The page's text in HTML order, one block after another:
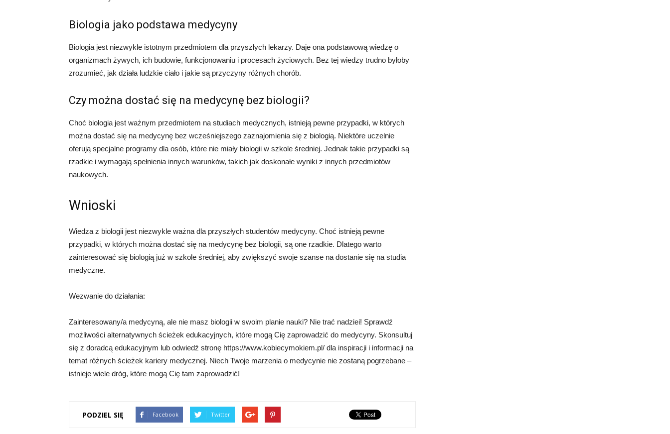
Biologia jako podstawa medycyny
Biologia jest niezwykle istotnym przedmiotem dla przyszłych lekarzy. Daje ona podstawową wiedzę o
organizmach żywych, ich budowie, funkcjonowaniu i procesach życiowych. Bez tej wiedzy trudno byłoby
zrozumieć, jak działa ludzkie ciało i jakie są przyczyny różnych chorób.
Czy można dostać się na medycynę bez biologii?
Choć biologia jest ważnym przedmiotem na studiach medycznych, istnieją pewne przypadki, w których
można dostać się na medycynę bez wcześniejszego zaznajomienia się z biologią. Niektóre uczelnie
oferują specjalne programy dla osób, które nie miały biologii w szkole średniej. Jednak takie przypadki są
rzadkie i wymagają spełnienia innych warunków, takich jak doskonałe wyniki z innych przedmiotów
naukowych.
Wnioski
Wiedza z biologii jest niezwykle ważna dla przyszłych studentów medycyny. Choć istnieją pewne
przypadki, w których można dostać się na medycynę bez biologii, są one rzadkie. Dlatego warto
zainteresować się biologią już w szkole średniej, aby zwiększyć swoje szanse na dostanie się na studia
medyczne.
Wezwanie do działania:
Zainteresowany/a medycyną, ale nie masz biologii w swoim planie nauki? Nie trać nadziei! Sprawdź
możliwości alternatywnych ścieżek edukacyjnych, które mogą Cię zaprowadzić do medycyny. Skonsultuj
się z doradcą edukacyjnym lub odwiedź stronę https://www.kobiecymokiem.pl/ dla inspiracji i informacji na
temat różnych ścieżek kariery medycznej. Niech Twoje marzenia o medycynie nie zostaną pogrzebane –
istnieje wiele dróg, które mogą Cię tam zaprowadzić!
PODZIEL SIĘ Facebook Twitter